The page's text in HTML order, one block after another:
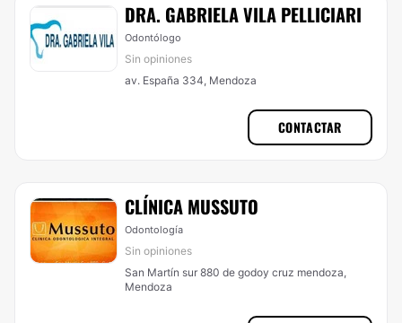
DRA. GABRIELA VILA PELLICIARI
Odontólogo
Sin opiniones
av. España 334, Mendoza
CONTACTAR
CLÍNICA MUSSUTO
Odontología
Sin opiniones
San Martín sur 880 de godoy cruz mendoza,
Mendoza